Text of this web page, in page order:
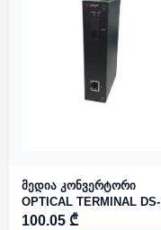
მედია კონვერტორი
OPTICAL TERMINAL DS-
3D201R-AU
100.05 ₾